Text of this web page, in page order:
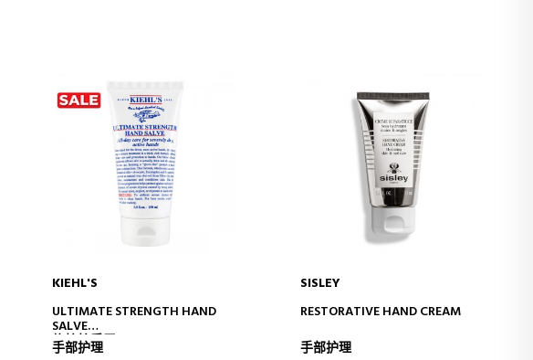
ADD TO CART
KIEHL'S
ULTIMATE STRENGTH HAND
SALVE
修护护手霜
手部护理
ADD TO CART
SISLEY
RESTORATIVE HAND CREAM
手部护理